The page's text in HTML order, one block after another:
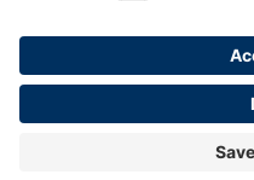
Datenschutz
Copyright ©
Made with ♥ by